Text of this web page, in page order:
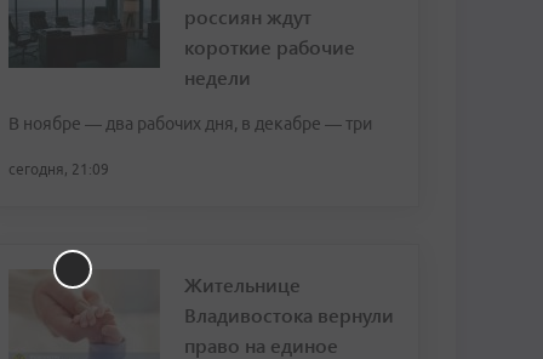
россиян ждут
короткие рабочие
недели
В ноябре — два рабочих дня, в декабре — три
сегодня, 21:09
Жительнице
Владивостока вернули
право на единое